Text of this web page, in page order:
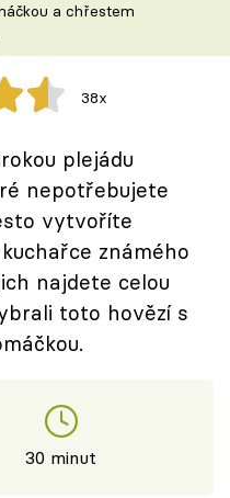
a chřestem
38x
plejádu
nepotřebujete
vytvoříte
známého
najdete celou
toto hovězí s
30 minut